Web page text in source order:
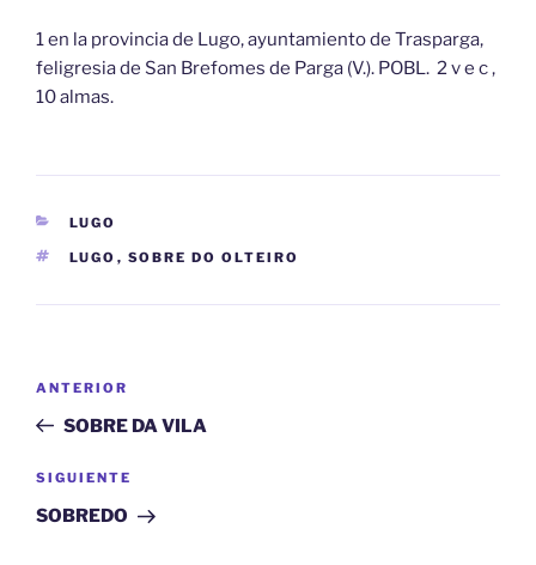
1 en la provincia de Lugo, ayuntamiento de Trasparga,
feligresia de San Brefomes de Parga (V.). POBL. 2 v e c ,
10 almas.
CATEGORÍAS
LUGO
ETIQUETAS
LUGO , SOBRE DO OLTEIRO
entradas
Entrada
anterior:
ANTERIOR
SOBRE DA VILA
Siguiente
entrada
SIGUIENTE
SOBREDO